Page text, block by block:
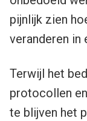
pijnlijk zien
veranderen in
Terwijl het
protocollen
te blijven het